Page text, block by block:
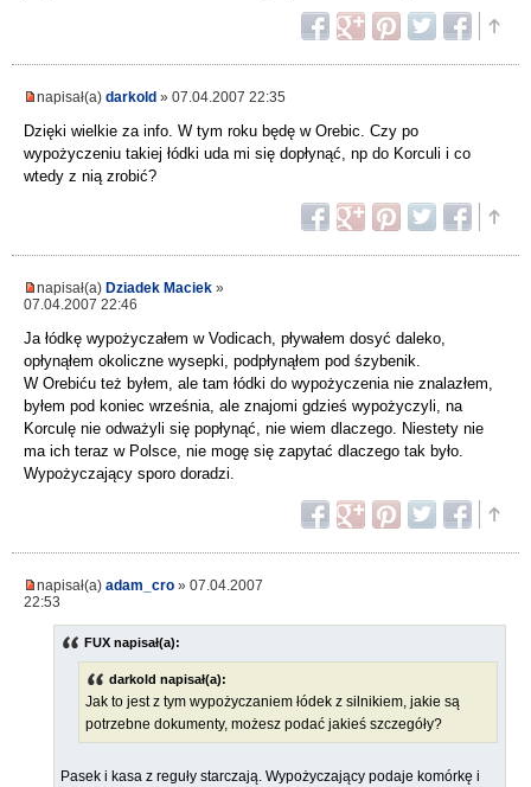
napisał(a) darkold » 07.04.2007 22:35
Dzięki wielkie za info. W tym roku będę w Orebic. Czy po
wypożyczeniu takiej łódki uda mi się dopłynąć, np do Korculi i co
wtedy z nią zrobić?
napisał(a) Dziadek Maciek »
07.04.2007 22:46
Ja łódkę wypożyczałem w Vodicach, pływałem dosyć daleko,
opłynąłem okoliczne wysepki, podpłynąłem pod śzybenik.
W Orebiću też byłem, ale tam łódki do wypożyczenia nie znalazłem,
byłem pod koniec września, ale znajomi gdzieś wypożyczyli, na
Korculę nie odważyli się popłynąć, nie wiem dlaczego. Niestety nie
ma ich teraz w Polsce, nie mogę się zapytać dlaczego tak było.
Wypożyczający sporo doradzi.
napisał(a) adam_cro » 07.04.2007
22:53
FUX napisał(a):
darkold napisał(a):
Jak to jest z tym wypożyczaniem łódek z silnikiem, jakie są
potrzebne dokumenty, możesz podać jakieś szczegóły?
Pasek i kasa z reguły starczają. Wypożyczający podaje komórkę i